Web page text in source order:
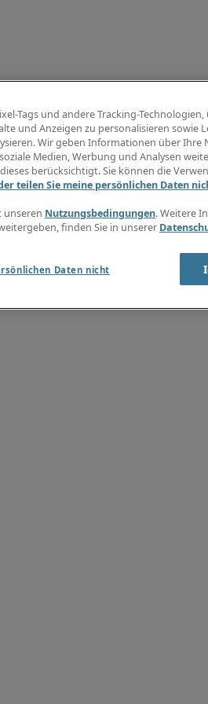
Info Center
Jobübersicht
Gehaltsübersicht
E-Learning
Tags und andere Tracking-Technologien,
und Anzeigen zu personalisieren sowie
Wir geben Informationen über Ihre
Medien, Werbung und Analysen
berücksichtigt. Sie können die
teilen Sie meine persönlichen Daten
unseren Nutzungsbedingungen. Weitere
finden Sie in unserer
Daten nicht